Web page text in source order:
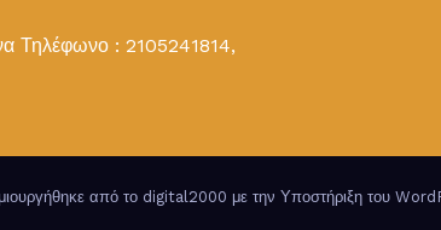
Τηλέφωνο : 2105241814,
από το digital2000 με την Υποστήριξη του